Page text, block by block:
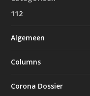
112
Algemeen
Columns
Corona Dossier